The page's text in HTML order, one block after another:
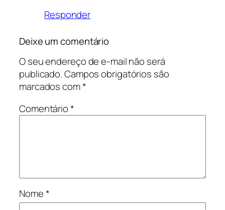
Responder
Deixe um comentário
O seu endereço de e-mail não será
publicado.Campos obrigatórios são
marcados com*
Comentário*
Nome*